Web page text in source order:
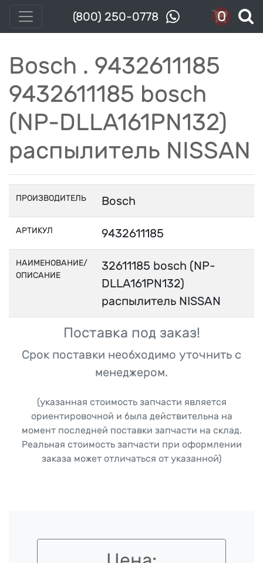
(800) 250-0778 0
Bosch . 9432611185
9432611185 bosch
(NP-DLLA161PN132)
распылитель NISSAN
ПРОИЗВОДИТЕЛЬ Bosch
АРТИКУЛ 9432611185
НАИМЕНОВАНИЕ/
ОПИСАНИЕ
32611185 bosch (NP-
DLLA161PN132)
распылитель NISSAN
Поставка под заказ!
Срок поставки необходимо уточнить с
менеджером.
(указанная стоимость запчасти является
ориентировочной и была действительна на
момент последней поставки запчасти на склад.
Реальная стоимость запчасти при оформлении
заказа может отличаться от указанной)